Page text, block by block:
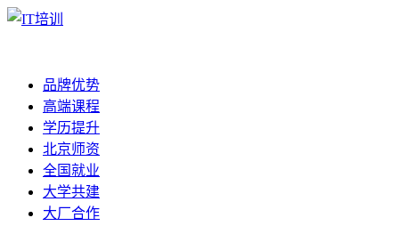
品牌优势
高端课程
学历提升
北京师资
全国就业
大学共建
大厂合作